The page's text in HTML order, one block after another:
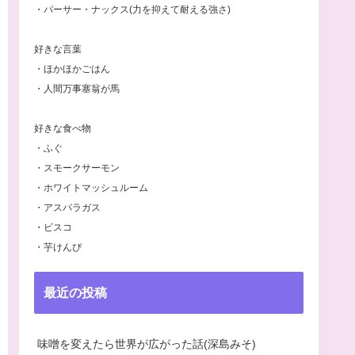
・パーサー・ナックス(力を抑えて耐える強さ)
好きな言葉
・ほかほかごはん
・人間万事塞翁が馬
好きな食べ物
・ふぐ
・スモークサーモン
・ホワイトマッシュルーム
・アスパラガス
・ビスコ
・芋けんぴ
最近の投稿
味噌を変えたら世界が広がった話(深島みそ)